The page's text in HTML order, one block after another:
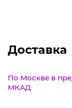
Доставка
По Москве в
МКАД